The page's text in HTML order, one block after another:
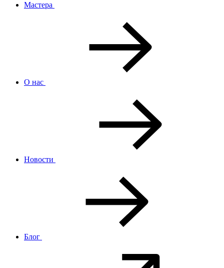
Мастера
О нас
Новости
Блог